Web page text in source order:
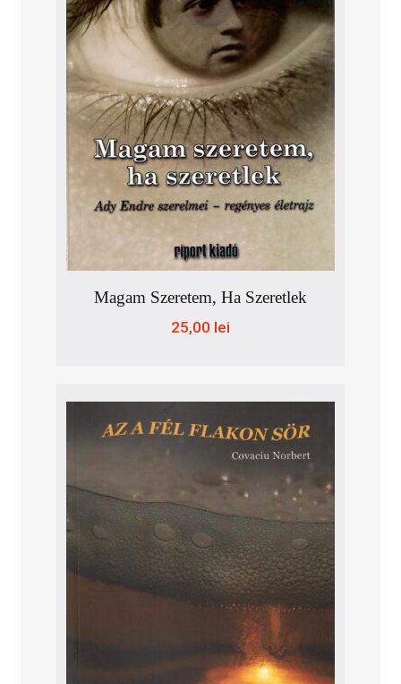
Magam Szeretem, Ha Szeretlek
25,00 lei